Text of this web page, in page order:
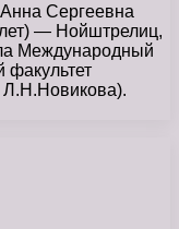
Сергеевна
— Нойштрелиц,
Международный
факультет
Л.Н.Новикова).